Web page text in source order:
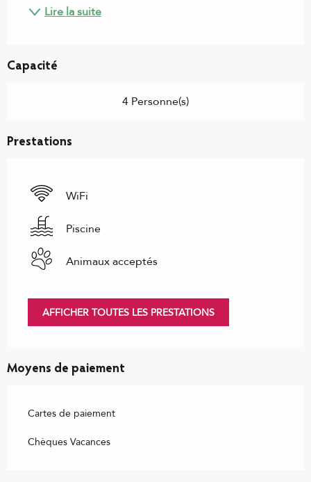
Lire la suite
Capacité
4 Personne(s)
Prestations
WiFi
Piscine
Animaux acceptés
AFFICHER TOUTES LES PRESTATIONS
Moyens de paiement
Cartes de paiement
Chèques Vacances